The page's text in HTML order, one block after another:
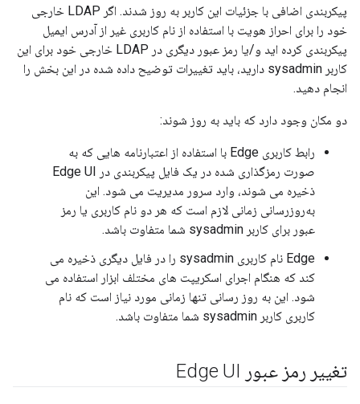
پیکربندی اضافی با جزئیات این کاربر به روز شدند. اگر LDAP خارجی
خود را برای احراز هویت با استفاده از نام کاربری غیر از آدرس ایمیل
پیکربندی کرده اید و/یا رمز عبور دیگری در LDAP خارجی خود برای این
کاربر sysadmin دارید، باید تغییرات توضیح داده شده در این بخش را
انجام دهید.
دو مکان وجود دارد که باید به روز شوند:
رابط کاربری Edge با استفاده از اعتبارنامه هایی که به
صورت رمزگذاری شده در یک فایل پیکربندی در Edge UI
ذخیره می شوند، وارد سرور مدیریت می شود. این
به‌روزرسانی زمانی لازم است که هر دو نام کاربری یا رمز
عبور برای کاربر sysadmin شما متفاوت باشد.
Edge نام کاربری sysadmin را در فایل دیگری ذخیره می
کند که هنگام اجرای اسکریپت های مختلف ابزار استفاده می
شود. این به روز رسانی تنها زمانی مورد نیاز است که نام
کاربری کاربر sysadmin شما متفاوت باشد.
تغییر رمز عبور Edge UI